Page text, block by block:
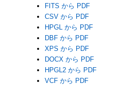
FITS から PDF
CSV から PDF
HPGL から PDF
DBF から PDF
XPS から PDF
DOCX から PDF
HPGL2 から PDF
VCF から PDF